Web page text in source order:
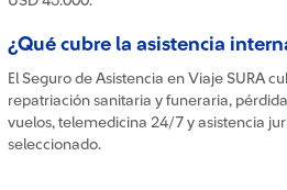
¿Qué cubre la asistencia
El Seguro de Asistencia en Viaje SURA
repatriación sanitaria y funeraria,
vuelos, telemedicina 24/7 y asistencia
seleccionado.